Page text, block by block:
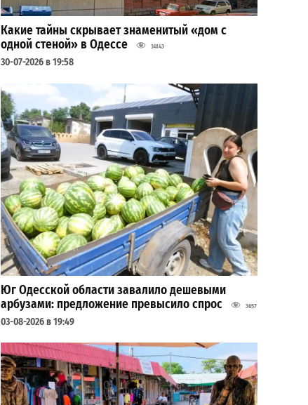
Какие тайны скрывает знаменитый «дом с
одной стеной» в Одессе
34143
30-07-2026 в 19:58
Юг Одесской области завалило дешевыми
арбузами: предложение превысило спрос
3657
03-08-2026 в 19:49